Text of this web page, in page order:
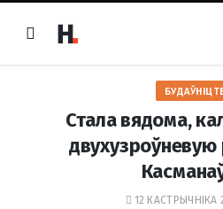
Стала вядома,
двухузроўневую
12 КАСТРЫЧНІКА